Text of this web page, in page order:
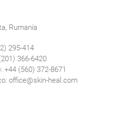
Rumanía
295-414
366-6420
+44 (560) 372-8671
office@skin-heal.com